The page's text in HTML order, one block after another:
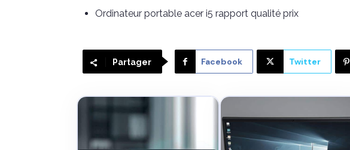
Ordinateur portable acer i5 rapport qualité prix
Partager Facebook Twitter